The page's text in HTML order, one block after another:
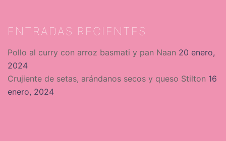
ENTRADAS RECIENTES
Pollo al curry con arroz basmati y pan Naan 20 enero,
2024
Crujiente de setas, arándanos secos y queso Stilton 16
enero, 2024